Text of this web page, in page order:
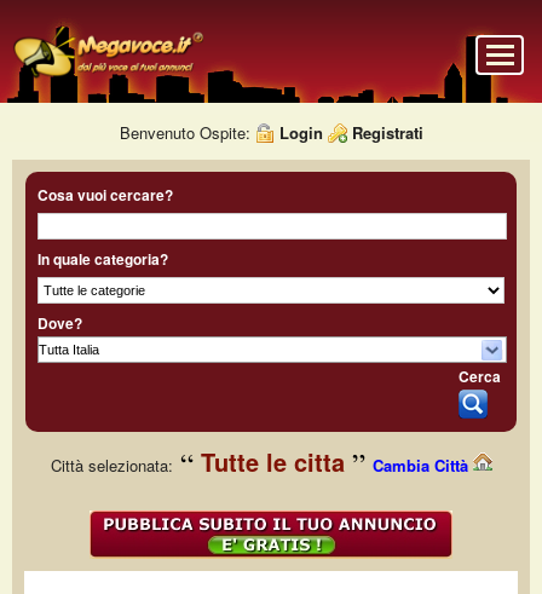
Benvenuto Ospite: Login Registrati
Cosa vuoi cercare?
In quale categoria?
Dove?
Cerca
Città selezionata: Tutte le citta Cambia Città